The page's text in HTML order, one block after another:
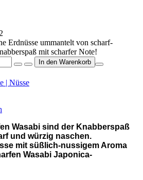
Erdnüsse ummantelt von scharf-
mit scharfer Note!
| Nüsse
Wasabi sind der Knabberspaß
und würzig naschen.
mit süßlich-nussigem Aroma
Wasabi Japonica-